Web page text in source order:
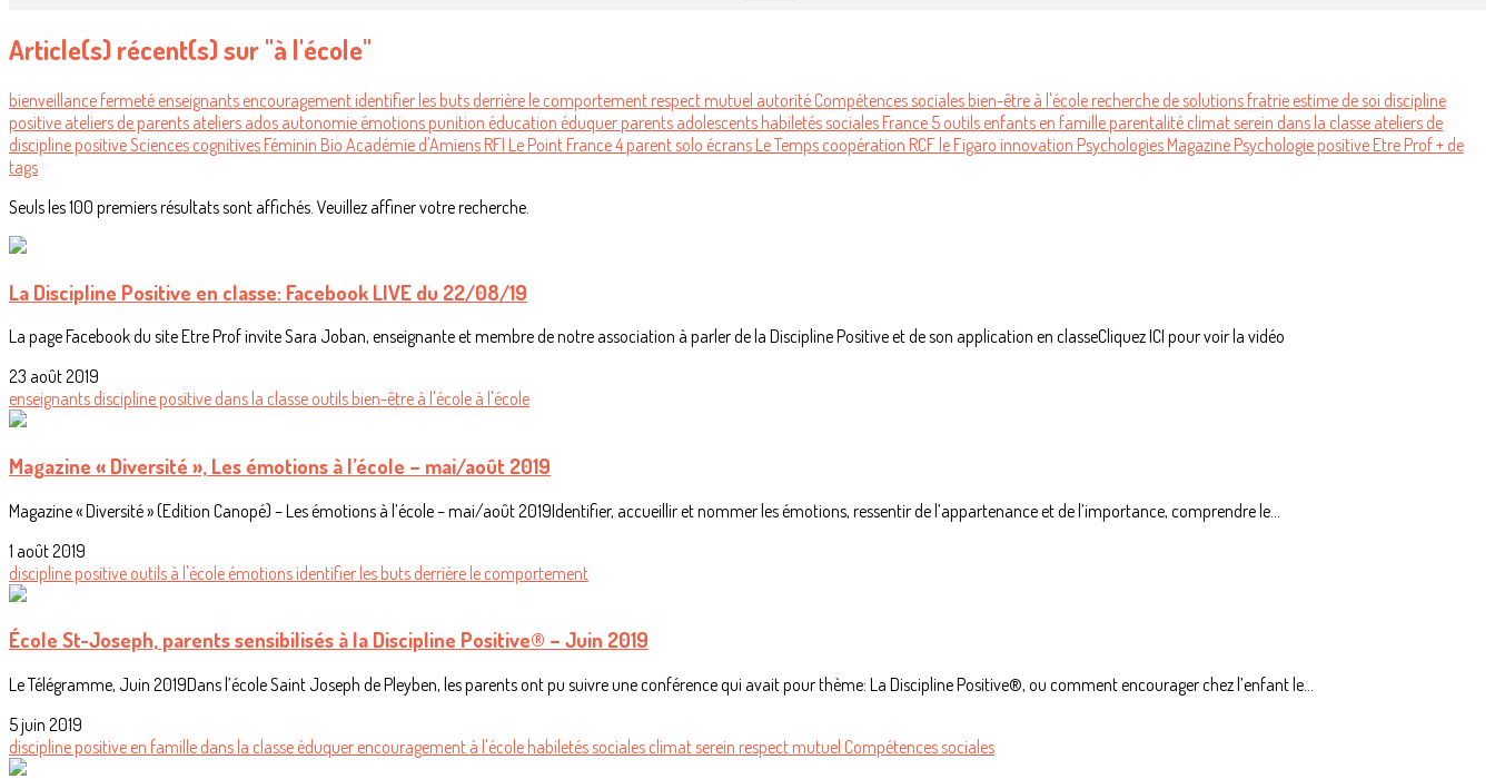
Article(s) récent(s) sur "à l'école"
bienveillance fermeté enseignants encouragement identifier les buts derrière le comportement respect mutuel autorité Compétences sociales bien-être à l'école recherche de solutions fratrie estime de soi discipline
positive ateliers de parents ateliers ados autonomie émotions punition éducation éduquer parents adolescents habiletés sociales France 5 outils enfants en famille parentalité climat serein dans la classe ateliers de
discipline positiveSciences cognitives Féminin Bio Académie d'Amiens RFI Le Point France 4parent solo écrans Le Temps coopération RCF le Figaro innovation Psychologies Magazine Psychologie positive Etre Prof+ de
tags
Seuls les 100 premiers résultats sont affichés. Veuillez affiner votre recherche.
La Discipline Positive en classe: Facebook LIVE du 22/08/19
La page Facebook du site Etre Prof invite Sara Joban, enseignante et membre de notre association à parler de la Discipline Positive et de son application en classeCliquez ICI pour voir la vidéo
23 août 2019
enseignants discipline positive dans la classe outils bien-être à l'école à l'école
Magazine « Diversité », Les émotions à l’école – mai/août 2019
Magazine « Diversité » (Edition Canopé) – Les émotions à l’école – mai/août 2019Identifier, accueillir et nommer les émotions, ressentir de l’appartenance et de l’importance, comprendre le...
1 août 2019
discipline positive outils à l'école émotions identifier les buts derrière le comportement
École St-Joseph, parents sensibilisés à la Discipline Positive® – Juin 2019
Le Télégramme, Juin 2019Dans l’école Saint Joseph de Pleyben, les parents ont pu suivre une conférence qui avait pour thème: La Discipline Positive®, ou comment encourager chez l’enfant le...
5 juin 2019
discipline positive en famille dans la classe éduquer encouragement à l'école habiletés sociales climat serein respect mutuel Compétences sociales